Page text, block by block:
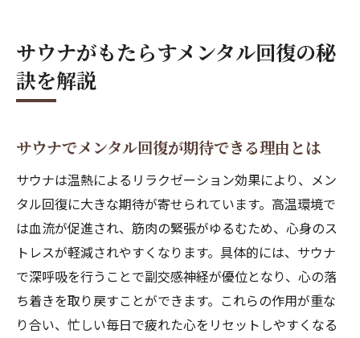
サウナがもたらすメンタル回復の秘
訣を解説
サウナでメンタル回復が期待できる理由とは
サウナは温熱によるリラクゼーション効果により、メン
タル回復に大きな期待が寄せられています。高温環境で
は血流が促進され、筋肉の緊張がゆるむため、心身のス
トレスが軽減されやすくなります。具体的には、サウナ
で深呼吸を行うことで副交感神経が優位となり、心の落
ち着きを取り戻すことができます。これらの作用が重な
り合い、忙しい毎日で疲れた心をリセットしやすくなる